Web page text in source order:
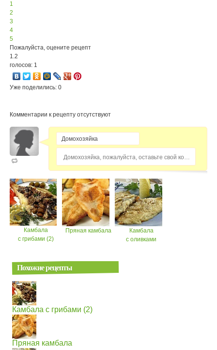
1
2
3
4
5
Пожалуйста, оцените рецепт
1.2
голосов: 1
Уже поделились: 0
Комментарии к рецепту отсутствуют
Домохозяйка, пожалуйста, оставьте свой комментарий...
Камбала
с грибами (2)
Пряная камбала
Камбала
с оливками
Похожие рецепты
Камбала с грибами (2)
Пряная камбала